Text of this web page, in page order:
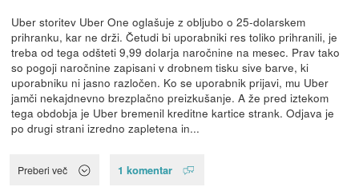
Uber storitev Uber One oglašuje z obljubo o 25-dolarskem
prihranku, kar ne drži. Četudi bi uporabniki res toliko prihranili, je
treba od tega odšteti 9,99 dolarja naročnine na mesec. Prav tako
so pogoji naročnine zapisani v drobnem tisku sive barve, ki
uporabniku ni jasno razločen. Ko se uporabnik prijavi, mu Uber
jamči nekajdnevno brezplačno preizkušanje. A že pred iztekom
tega obdobja je Uber bremenil kreditne kartice strank. Odjava je
po drugi strani izredno zapletena in...
Preberi več 1 komentar